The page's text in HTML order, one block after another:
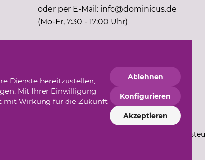
oder per E-Mail: info@dominicus.de
(Mo-Fr, 7:30 - 17:00 Uhr)
*Alle Preise inkl.
Dienste bereitzustellen,
Mit Ihrer Einwilligung
mit Wirkung für die Zukunft
Ablehnen
Konfigurieren
Akzeptieren